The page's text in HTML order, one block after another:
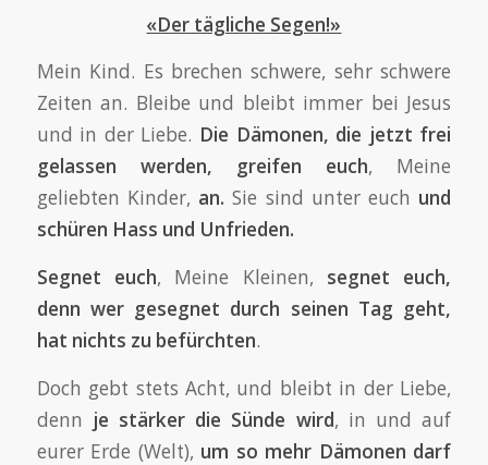
«Der tägliche Segen!»
Mein Kind. Es brechen schwere, sehr schwere
Zeiten an. Bleibe und bleibt immer bei Jesus
und in der Liebe. Die Dämonen, die jetzt frei
gelassen werden, greifen euch, Meine
geliebten Kinder, an.Sie sind unter euch und
schüren Hass und Unfrieden.
Segnet euch, Meine Kleinen, segnet euch,
denn wer gesegnet durch seinen Tag geht,
hat nichts zu befürchten.
Doch gebt stets Acht, und bleibt in der Liebe,
denn je stärker die Sünde wird, in und auf
eurer Erde (Welt), um so mehr Dämonen darf